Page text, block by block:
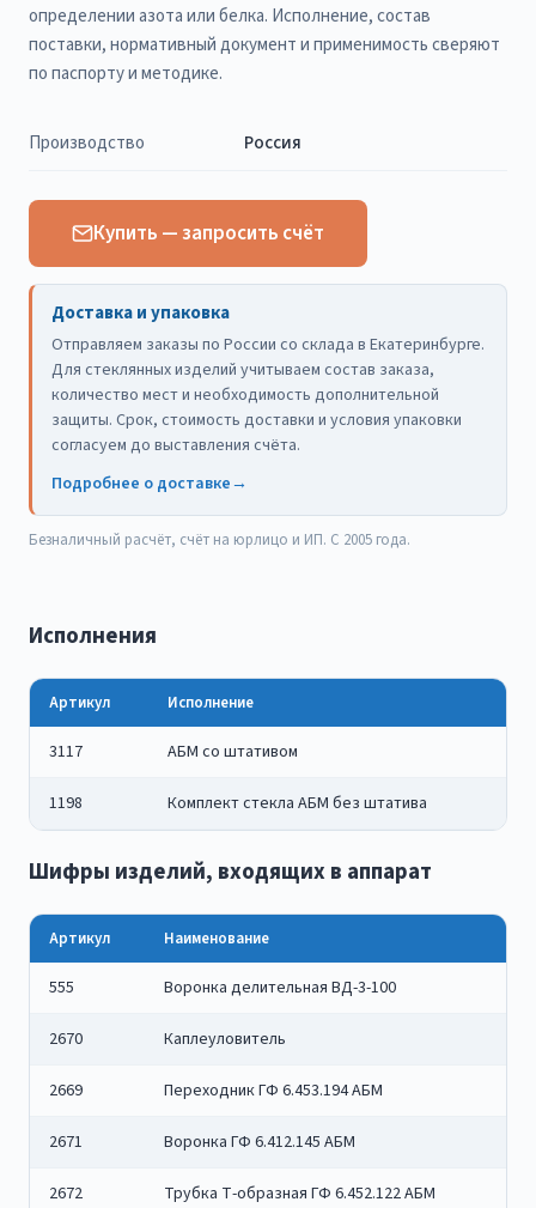
определении азота или белка. Исполнение, состав
поставки, нормативный документ и применимость сверяют
по паспорту и методике.
Производство Россия
Купить — запросить счёт
Доставка и упаковка
Отправляем заказы по России со склада в Екатеринбурге.
Для стеклянных изделий учитываем состав заказа,
количество мест и необходимость дополнительной
защиты. Срок, стоимость доставки и условия упаковки
согласуем до выставления счёта.
Подробнее о доставке→
Безналичный расчёт, счёт на юрлицо и ИП. С 2005 года.
Исполнения
Артикул Исполнение
3117 АБМ со штативом
1198 Комплект стекла АБМ без штатива
Шифры изделий, входящих в аппарат
Артикул Наименование
555 Воронка делительная ВД-3-100
2670 Каплеуловитель
2669 Переходник ГФ 6.453.194 АБМ
2671 Воронка ГФ 6.412.145 АБМ
2672 Трубка Т-образная ГФ 6.452.122 АБМ